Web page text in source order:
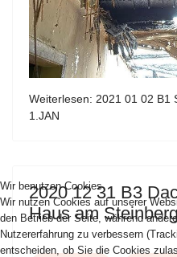
Weiterlesen: 2021 01 02 B1
1.JAN
2020 12 31 B3
Haus am
Wir benutzen Cookies
Wir nutzen Cookies auf unserer
den Betrieb der Seite, während
Nutzererfahrung zu verbessern
entscheiden, ob Sie die Cookies